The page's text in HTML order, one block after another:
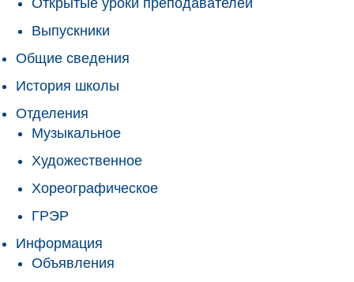
Выпускники
Общие сведения
История школы
Отделения
Музыкальное
Художественное
Хореографическое
ГРЭР
Информация
Объявления